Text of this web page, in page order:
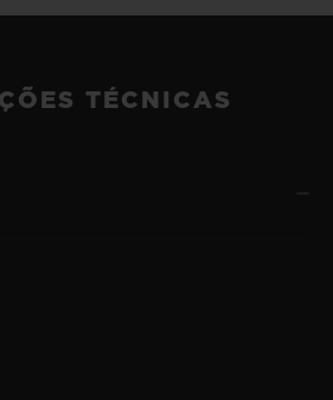
TÉCNICAS